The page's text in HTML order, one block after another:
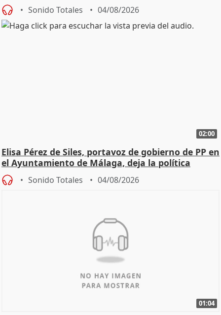
Sonido Totales 04/08/2026
02:00
Elisa Pérez de Siles, portavoz de gobierno de PP en
el Ayuntamiento de Málaga, deja la política
Sonido Totales 04/08/2026
01:04